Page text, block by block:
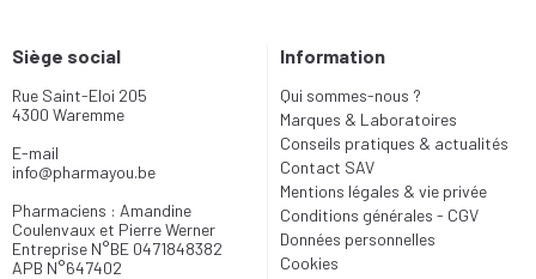
Siège social
Rue Saint-Eloi 205
4300 Waremme
E-mail
info@pharmayou.be
Pharmaciens : Amandine
Coulenvaux et Pierre Werner
Entreprise N°BE 0471848382
APB N°647402
Information
Qui sommes-nous ?
Marques & Laboratoires
Conseils pratiques & actualités
Contact SAV
Mentions légales & vie privée
Conditions générales - CGV
Données personnelles
Cookies